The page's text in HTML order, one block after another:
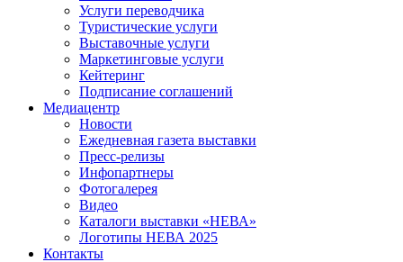
Услуги переводчика
Туристические услуги
Выставочные услуги
Маркетинговые услуги
Кейтеринг
Подписание соглашений
Медиацентр
Новости
Ежедневная газета выставки
Пресс-релизы
Инфопартнеры
Фотогалерея
Видео
Каталоги выставки «НЕВА»
Логотипы НЕВА 2025
Контакты